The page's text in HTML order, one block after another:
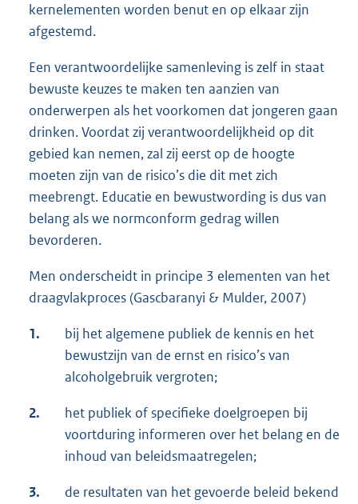
kernelementen worden benut en op elkaar zijn
afgestemd.
Een verantwoordelijke samenleving is zelf in staat
bewuste keuzes te maken ten aanzien van
onderwerpen als het voorkomen dat jongeren gaan
drinken. Voordat zij verantwoordelijkheid op dit
gebied kan nemen, zal zij eerst op de hoogte
moeten zijn van de risico’s die dit met zich
meebrengt. Educatie en bewustwording is dus van
belang als we normconform gedrag willen
bevorderen.
Men onderscheidt in principe 3 elementen van het
draagvlakproces (Gascbaranyi & Mulder, 2007)
1.
bij het algemene publiek de kennis en het
bewustzijn van de ernst en risico’s van
alcoholgebruik vergroten;
2.
het publiek of specifieke doelgroepen bij
voortduring informeren over het belang en de
inhoud van beleidsmaatregelen;
3.
de resultaten van het gevoerde beleid bekend